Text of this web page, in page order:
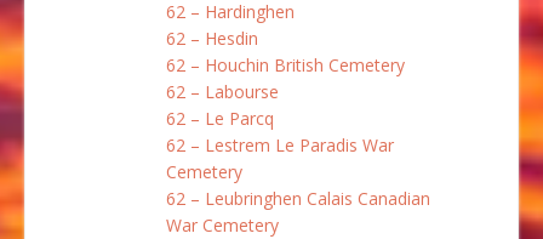
62 – Hardinghen
62 – Hesdin
62 – Houchin British Cemetery
62 – Labourse
62 – Le Parcq
62 – Lestrem Le Paradis War
Cemetery
62 – Leubringhen Calais Canadian
War Cemetery